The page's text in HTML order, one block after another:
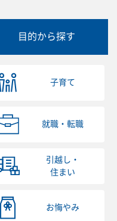
目的から探す
子育て
就職・転職
引越し・
住まい
お悔やみ